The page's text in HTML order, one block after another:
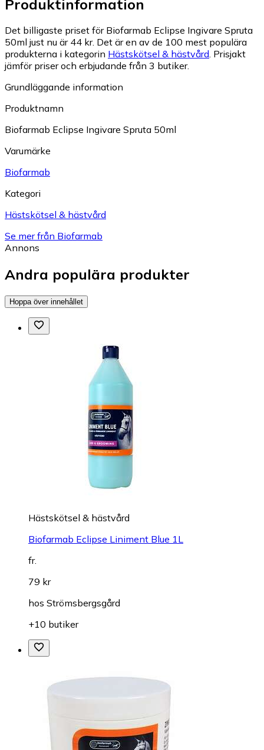
Produktinformation
Det billigaste priset för Biofarmab Eclipse Ingivare Spruta
50ml just nu är 44 kr. Det är en av de 100 mest populära
produkterna i kategorin Hästskötsel & hästvård. Prisjakt
jämför priser och erbjudande från 3 butiker.
Grundläggande information
Produktnamn
Biofarmab Eclipse Ingivare Spruta 50ml
Varumärke
Biofarmab
Kategori
Hästskötsel & hästvård
Se mer från Biofarmab
Annons
Andra populära produkter
Hoppa över innehållet
Hästskötsel & hästvård
Biofarmab Eclipse Liniment Blue 1L
fr.
79 kr
hos Strömsbergsgård
+10 butiker